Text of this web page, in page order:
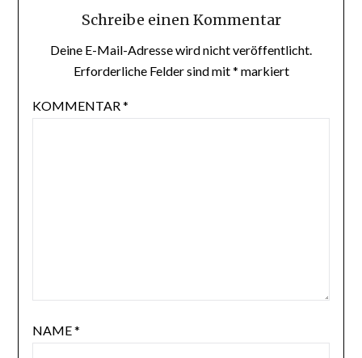
Schreibe einen Kommentar
Deine E-Mail-Adresse wird nicht veröffentlicht.
Erforderliche Felder sind mit* markiert
KOMMENTAR*
NAME*